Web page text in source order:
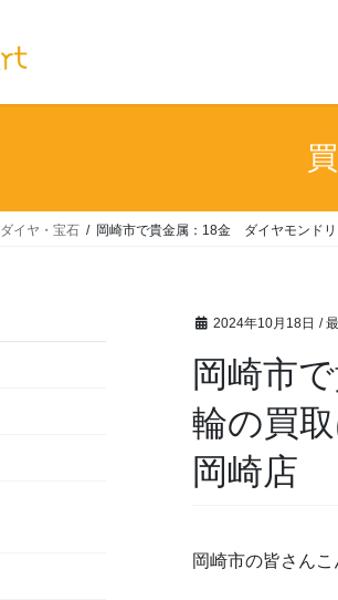
ダイヤ・宝石 岡崎市で貴金属：18金 ダイヤモンド
2024年10月18日 /
岡崎市
輪の買
岡崎店
岡崎市の皆さん